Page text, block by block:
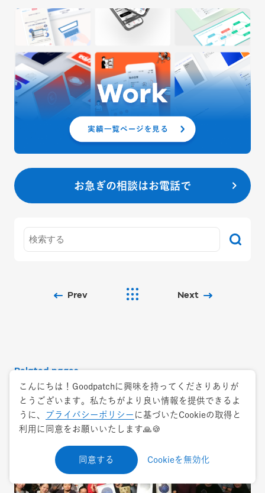
お急ぎの相談はお電話で
Prev Next
Related pages
こんにちは！Goodpatchに興味を持ってくださりありが
とうございます。私たちがより良い情報を提供できるよ
うに、
プライバシーポリシー に基づいたCookieの取得と
利用に同意をお願いいたします🙏🍪
同意する Cookieを無効化